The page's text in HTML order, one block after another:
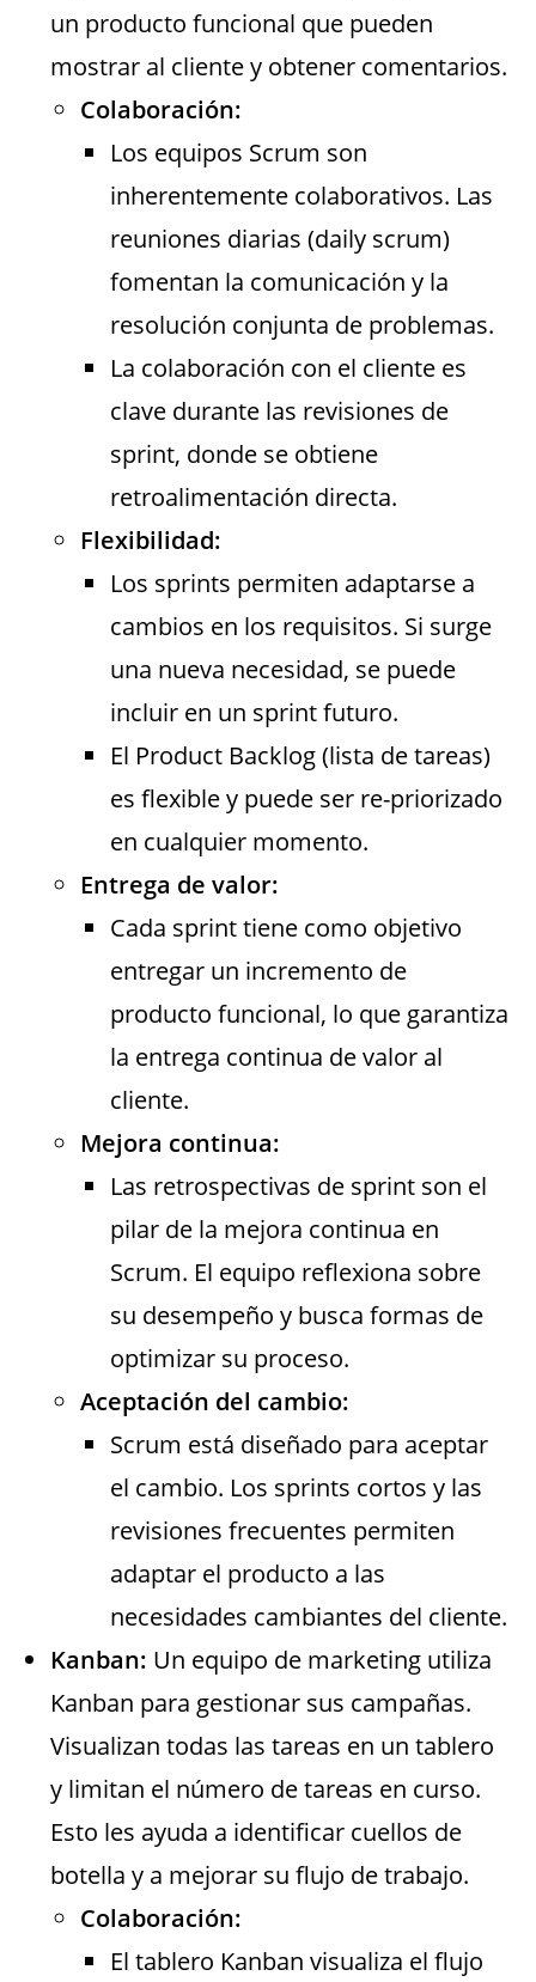
un producto funcional que pueden
mostrar al cliente y obtener comentarios.
Colaboración:
Los equipos Scrum son
inherentemente colaborativos. Las
reuniones diarias (daily scrum)
fomentan la comunicación y la
resolución conjunta de problemas.
La colaboración con el cliente es
clave durante las revisiones de
sprint, donde se obtiene
retroalimentación directa.
Flexibilidad:
Los sprints permiten adaptarse a
cambios en los requisitos. Si surge
una nueva necesidad, se puede
incluir en un sprint futuro.
El Product Backlog (lista de tareas)
es flexible y puede ser re-priorizado
en cualquier momento.
Entrega de valor:
Cada sprint tiene como objetivo
entregar un incremento de
producto funcional, lo que garantiza
la entrega continua de valor al
cliente.
Mejora continua:
Las retrospectivas de sprint son el
pilar de la mejora continua en
Scrum. El equipo reflexiona sobre
su desempeño y busca formas de
optimizar su proceso.
Aceptación del cambio:
Scrum está diseñado para aceptar
el cambio. Los sprints cortos y las
revisiones frecuentes permiten
adaptar el producto a las
necesidades cambiantes del cliente.
Kanban: Un equipo de marketing utiliza
Kanban para gestionar sus campañas.
Visualizan todas las tareas en un tablero
y limitan el número de tareas en curso.
Esto les ayuda a identificar cuellos de
botella y a mejorar su flujo de trabajo.
Colaboración:
El tablero Kanban visualiza el flujo